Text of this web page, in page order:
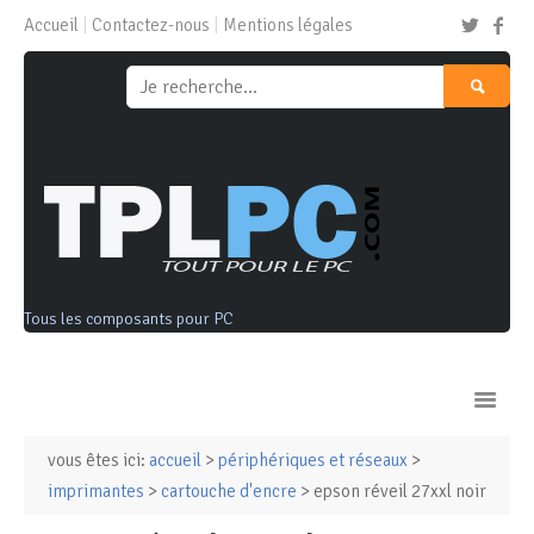
Accueil Contactez-nous Mentions légales
Tous les composants pour PC
Ordinateurs & Tablettes
vous êtes ici: accueil > périphériques et réseaux >
imprimantes > cartouche d'encre > epson réveil 27xxl noir